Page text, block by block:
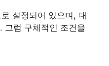
설정되어 있으며, 대
그럼 구체적인 조건을